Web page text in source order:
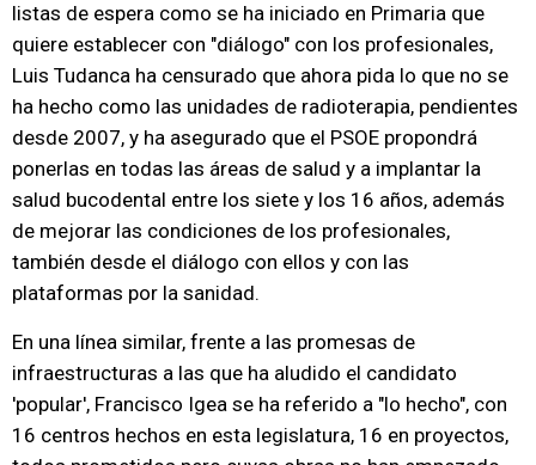
listas de espera como se ha iniciado en Primaria que
quiere establecer con "diálogo" con los profesionales,
Luis Tudanca ha censurado que ahora pida lo que no se
ha hecho como las unidades de radioterapia, pendientes
desde 2007, y ha asegurado que el PSOE propondrá
ponerlas en todas las áreas de salud y a implantar la
salud bucodental entre los siete y los 16 años, además
de mejorar las condiciones de los profesionales,
también desde el diálogo con ellos y con las
plataformas por la sanidad.
En una línea similar, frente a las promesas de
infraestructuras a las que ha aludido el candidato
'popular', Francisco Igea se ha referido a "lo hecho", con
16 centros hechos en esta legislatura, 16 en proyectos,